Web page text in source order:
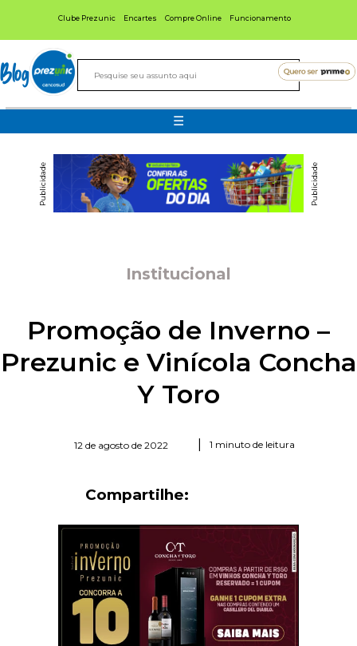
Clube Prezunic Encartes Compre Online Funcionamento
Blog
☰
Publicidade Publicidade
Institucional
Promoção de Inverno –
Prezunic e Vinícola Concha
Y Toro
12 de agosto de 2022 1 minuto de leitura
Compartilhe: